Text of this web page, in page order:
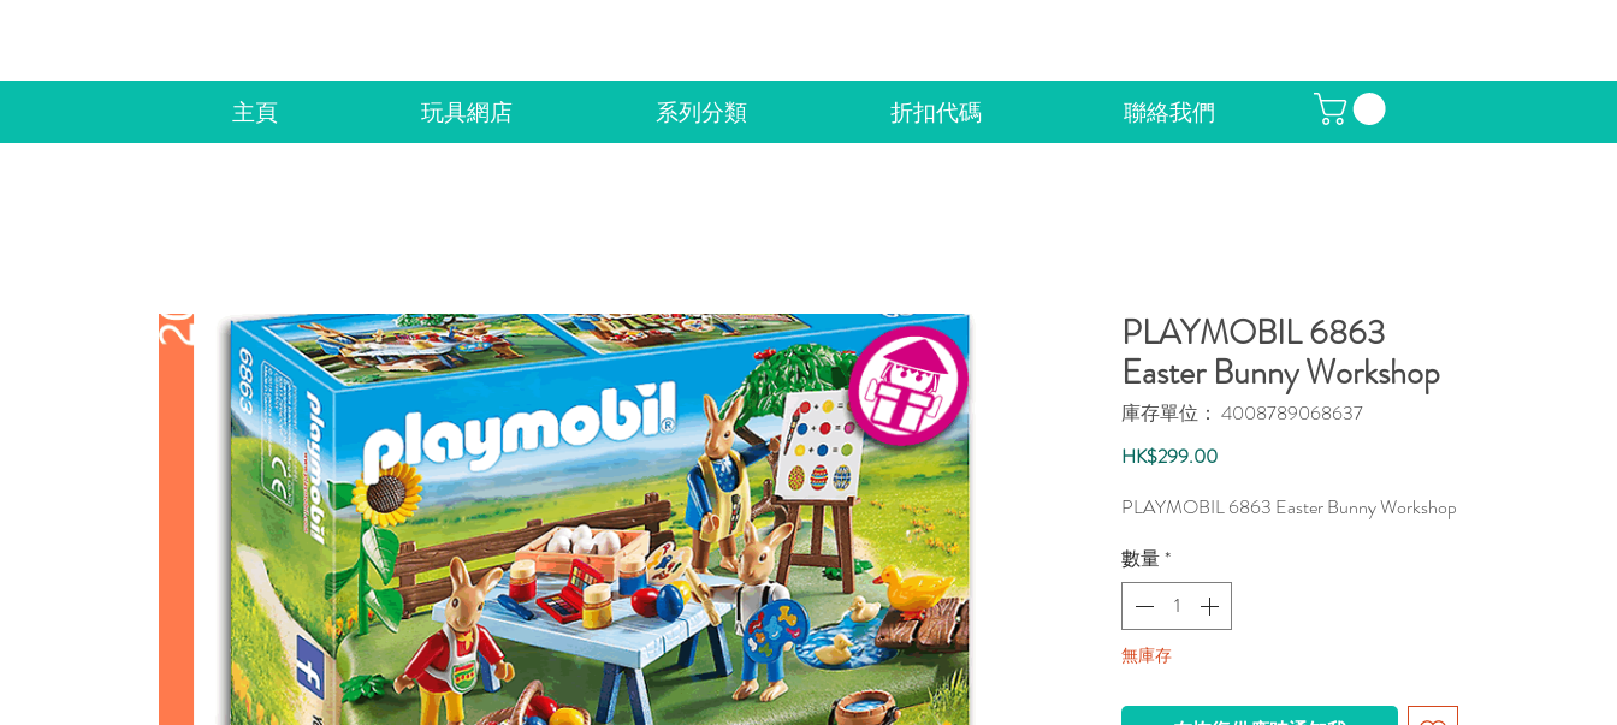
主頁 玩具網店 系列分類 折扣代碼 聯絡我們
PLAYMOBIL 6863
Easter Bunny Workshop
庫存單位： 4008789068637
HK$299.00價
PLAYMOBIL 6863 Easter Bunny Workshop
數量*
無庫存